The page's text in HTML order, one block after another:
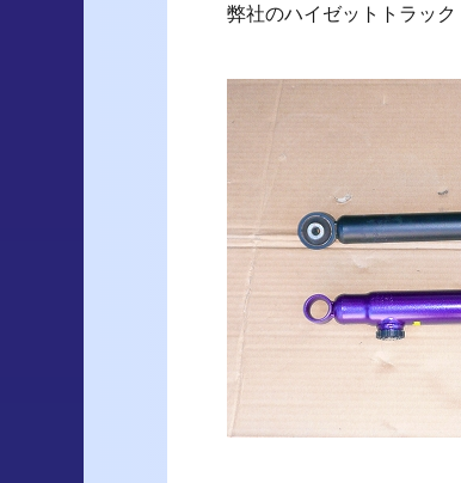
弊社のハイゼットトラッ